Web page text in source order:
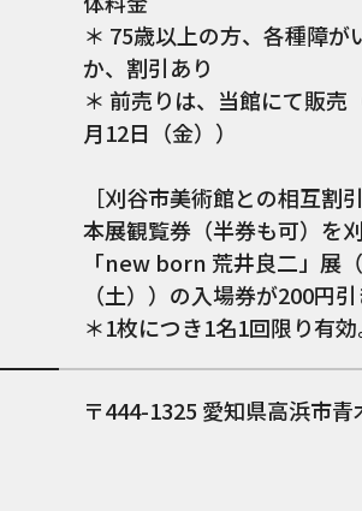
＊ 75歳以上の方、各種障
か、割引あり
＊ 前売りは、当館にて販売
月12日（金））
［刈谷市美術館との相互割引
本展観覧券（半券も可）を
「new born 荒井良二」展
（土））の入場券が200円引
＊1枚につき1名1回限り有効
444-1325 愛知県高浜市青